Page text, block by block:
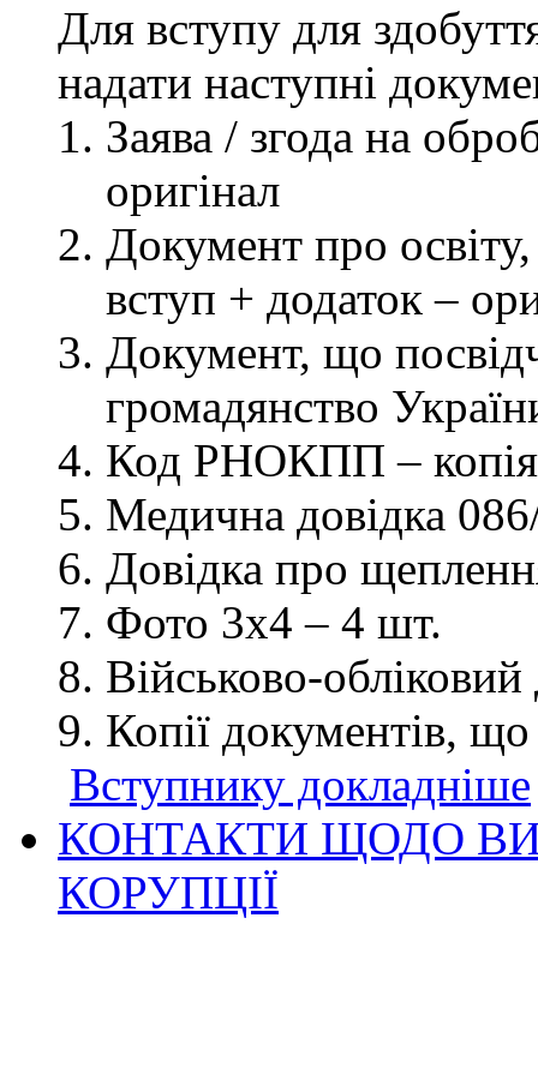
Для вступу для
надати наступні
Заява / згода на
оригінал
Документ про освіту,
вступ + додаток –
Документ, що
громадянство
Код РНОКПП – копія
Медична довідка
Довідка про
Фото 3х4 – 4 шт.
Військово-
Копії документів,
Вступнику докладніше
КОНТАКТИ ЩОДО
КОРУПЦІЇ